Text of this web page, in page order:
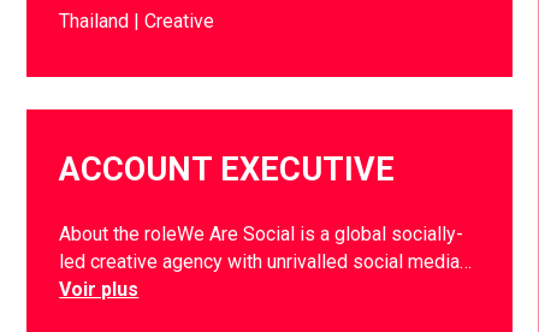
Thailand Creative
ACCOUNT EXECUTIVE
About the roleWe Are Social is a global socially-
led creative agency with unrivalled social media…
Voir plus